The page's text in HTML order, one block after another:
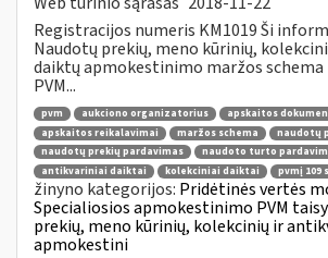
Registracijos numeris KM1019 Ši
Naudotų prekių, meno kūrinių,
daiktų apmokestinimo maržos schema
PVM...
pvm aukciono organizatorius
apskaitos
apskaitos reikalavimai
maržos schema
naudotų
naudotų prekių pardavimas
naudoto turto
antikvariniai daiktai
kolekciniai daiktai pvmį 109
žinyno kategorijos: Pridėtinės vertės
Specialiosios apmokestinimo PVM
prekių, meno kūrinių, kolekcinių ir
apmokestini